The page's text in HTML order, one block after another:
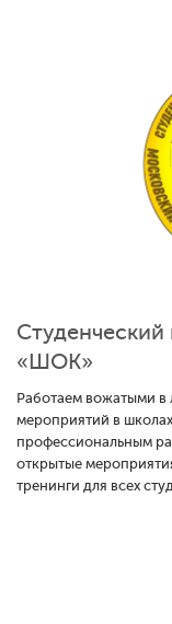
Студенческий
«ШОК»
Работаем вожатыми в
мероприятий в
профессиональным
открытые
тренинги для всех